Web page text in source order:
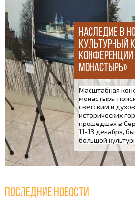
Наследие в
культурный
конференции
монастырь»
Масштабная
монастырь:
светским и
исторических
прошедшая в
11-13 декабря,
большой
Последние новости